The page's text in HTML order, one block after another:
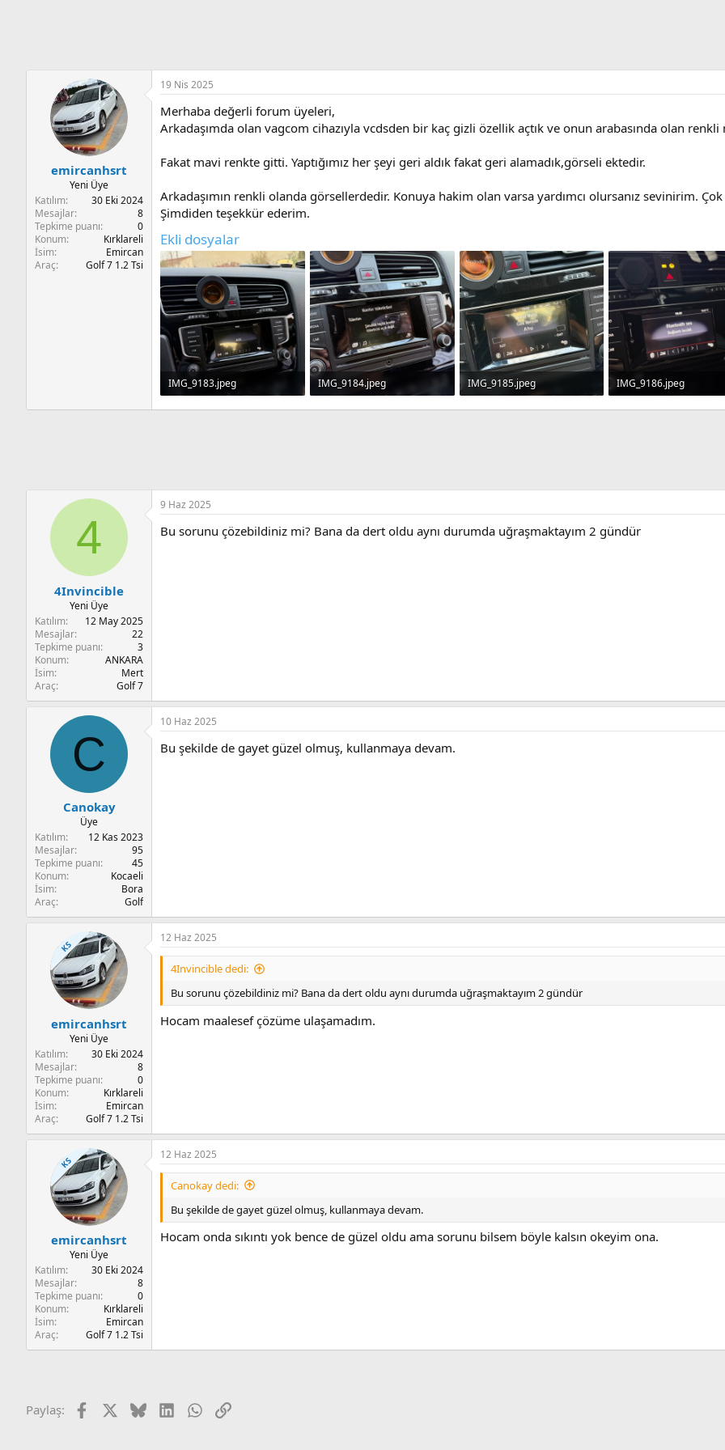
emircanhsrt
Yeni Üye
Katılım
30 Eki 2024
Mesajlar
8
Tepkime puanı
0
Konum
Kırklareli
İsim
Emircan
Araç
Golf 7 1.2 Tsi
19 Nis 2025
Merhaba değerli forum üyeleri,
Arkadaşımda olan vagcom cihazıyla vcdsden bir kaç gizli özellik açtık ve onun arabasında olan
Fakat mavi renkte gitti. Yaptığımız her şeyi geri aldık fakat geri alamadık,görseli ektedir.
Arkadaşımın renkli olanda görsellerdedir. Konuya hakim olan varsa yardımcı olursanız sevinirim.
Şimdiden teşekkür ederim.
Ekli dosyalar
IMG_9183.jpeg
252.1 KB · Görüntüleme: 46
IMG_9184.jpeg
305.1 KB · Görüntüleme: 47
IMG_9185.jpeg
357.3 KB · Görüntüleme: 47
IMG_9186.jpeg
164.2 KB ·
4
4Invincible
Yeni Üye
Katılım
12 May 2025
Mesajlar
22
Tepkime puanı
3
Konum
ANKARA
İsim
Mert
Araç
Golf 7
9 Haz 2025
Bu sorunu çözebildiniz mi? Bana da dert oldu aynı durumda uğraşmaktayım 2 gündür
C
Canokay
Üye
Katılım
12 Kas 2023
Mesajlar
95
Tepkime puanı
45
Konum
Kocaeli
İsim
Bora
Araç
Golf
10 Haz 2025
Bu şekilde de gayet güzel olmuş, kullanmaya devam.
KS
emircanhsrt
Yeni Üye
Katılım
30 Eki 2024
Mesajlar
8
Tepkime puanı
0
Konum
Kırklareli
İsim
Emircan
Araç
Golf 7 1.2 Tsi
12 Haz 2025
4Invincible dedi:
Bu sorunu çözebildiniz mi? Bana da dert oldu aynı durumda uğraşmaktayım 2 gündür
Hocam maalesef çözüme ulaşamadım.
KS
emircanhsrt
Yeni Üye
Katılım
30 Eki 2024
Mesajlar
8
Tepkime puanı
0
Konum
Kırklareli
İsim
Emircan
Araç
Golf 7 1.2 Tsi
12 Haz 2025
Canokay dedi:
Bu şekilde de gayet güzel olmuş, kullanmaya devam.
Hocam onda sıkıntı yok bence de güzel oldu ama sorunu bilsem böyle kalsın okeyim ona.
Paylaş: Facebook BlueskyLinkedInWhatsApp
Link